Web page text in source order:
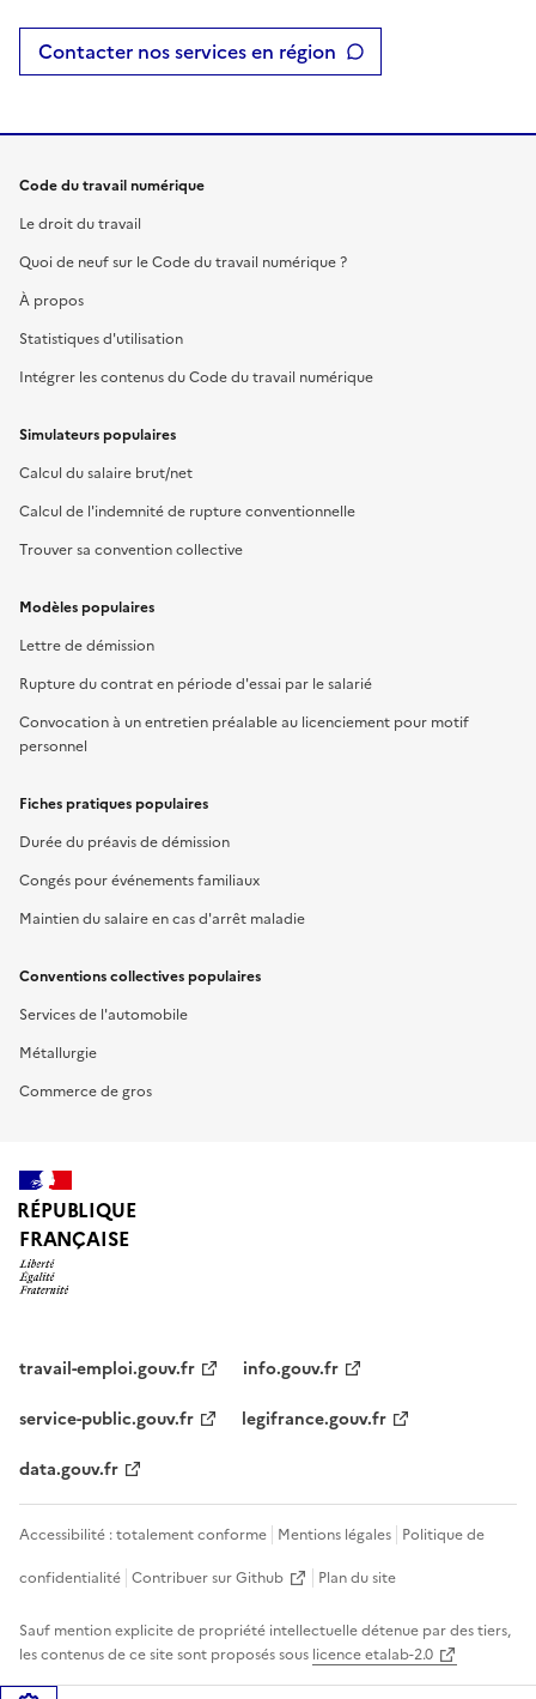
Contacter nos services en région
Code du travail numérique
Le droit du travail
Quoi de neuf sur le Code du travail numérique ?
À propos
Statistiques d'utilisation
Intégrer les contenus du Code du travail numérique
Simulateurs populaires
Calcul du salaire brut/net
Calcul de l'indemnité de rupture conventionnelle
Trouver sa convention collective
Modèles populaires
Lettre de démission
Rupture du contrat en période d'essai par le salarié
Convocation à un entretien préalable au licenciement pour motif
personnel
Fiches pratiques populaires
Durée du préavis de démission
Congés pour événements familiaux
Maintien du salaire en cas d'arrêt maladie
Conventions collectives populaires
Services de l'automobile
Métallurgie
Commerce de gros
RÉPUBLIQUE
FRANÇAISE
travail-emploi.gouv.fr
info.gouv.fr
service-public.gouv.fr
legifrance.gouv.fr
data.gouv.fr
Accessibilité : totalement conforme Mentions légales Politique de
confidentialité Contribuer sur Github Plan du site
Sauf mention explicite de propriété intellectuelle détenue par des tiers,
les contenus de ce site sont proposés sous licence etalab-2.0